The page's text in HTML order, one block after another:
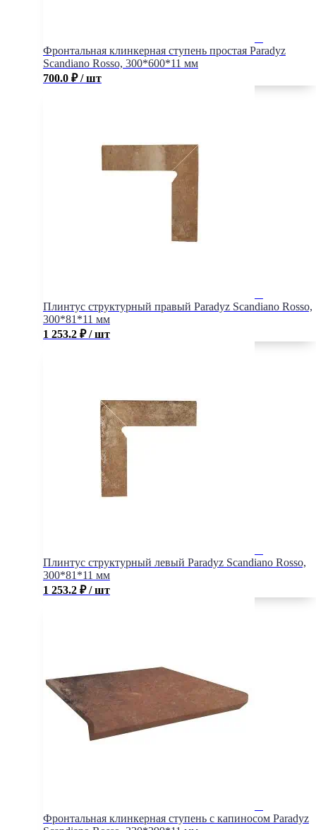
Фронтальная клинкерная ступень простая Paradyz
Scandiano Rosso, 300*600*11 мм
700.0 ₽ / шт
Плинтус структурный правый Paradyz Scandiano Rosso,
300*81*11 мм
1 253.2 ₽ / шт
Плинтус структурный левый Paradyz Scandiano Rosso,
300*81*11 мм
1 253.2 ₽ / шт
Фронтальная клинкерная ступень с капиносом Paradyz